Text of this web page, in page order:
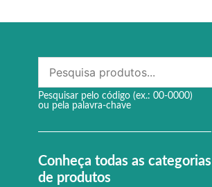
Pesquisar pelo código (ex.: 00-0000)
ou pela palavra-chave
Conheça todas as categorias
de produtos